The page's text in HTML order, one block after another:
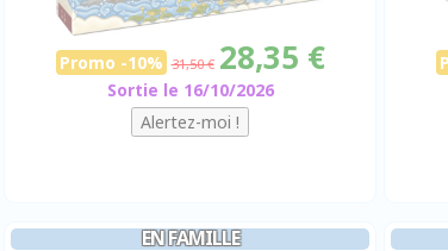
Promo -10% 31,50 € 28,35 €
Sortie le 16/10/2026
EN FAMILLE